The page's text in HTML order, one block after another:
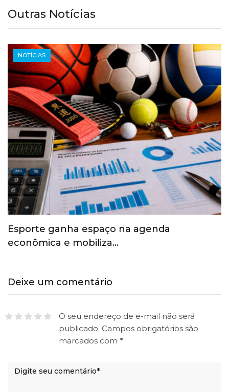
Outras Notícias
NOTÍCIAS
Esporte ganha espaço na agenda
econômica e mobiliza…
Deixe um comentário
O seu endereço de e-mail não será
publicado. Campos obrigatórios são
marcados com *